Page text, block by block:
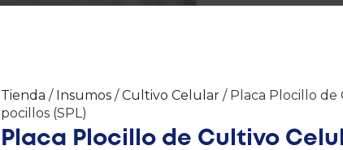
Tienda / Insumos /Cultivo Celular / Placa Plocillo de
pocillos (SPL)
Placa Plocillo de Cultivo